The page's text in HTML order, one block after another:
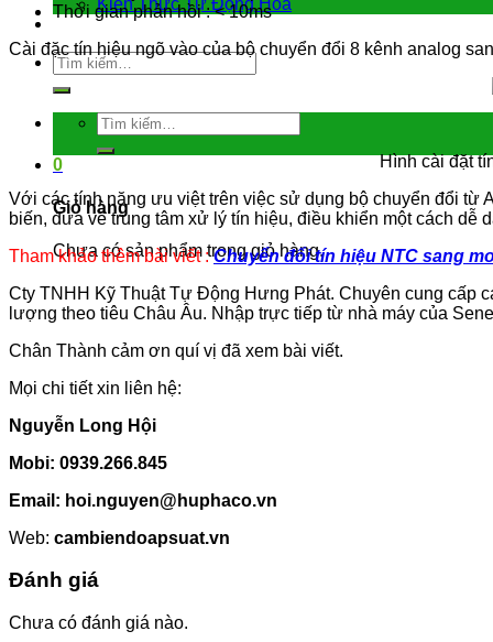
Liên hệ
Tìm
kiếm:
Tìm
kiếm:
0
Giỏ hàng
Chưa có sản phẩm trong giỏ hàng.
Thời gian phản hồi : < 10ms
Cài đặc tín hiệu ngõ vào của bộ chuyển đổi 8 kênh analog
Hình cài đặt
Với các tính năng ưu việt trên việc sử dụng bộ chuyển đổi từ
biến, đưa về trung tâm xử lý tín hiệu, điều khiển một cách dễ
Tham khảo thêm bài viết :Chuyển đổi tín hiệu NTC sang
Cty TNHH Kỹ Thuật Tự Động Hưng Phát. Chuyên cung cấp
lượng theo tiêu Châu Âu. Nhập trực tiếp từ nhà máy của
Chân Thành cảm ơn quí vị đã xem bài viết.
Mọi chi tiết xin liên hệ:
Nguyễn Long Hội
Mobi: 0939.266.845
Email: hoi.nguyen@huphaco.vn
Web: cambiendoapsuat.vn
Đánh giá
Chưa có đánh giá nào.